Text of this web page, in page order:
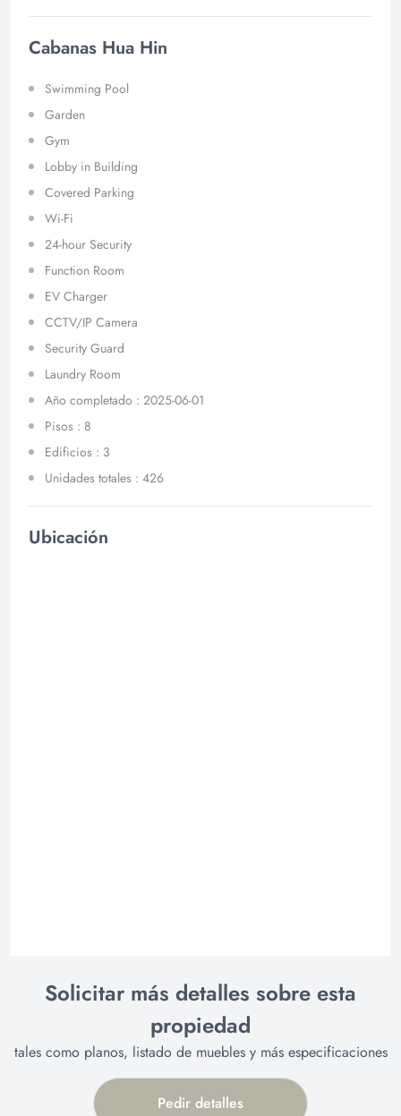
Cabanas Hua Hin
Swimming Pool
Garden
Gym
Lobby in Building
Covered Parking
Wi-Fi
24-hour Security
Function Room
EV Charger
CCTV/IP Camera
Security Guard
Laundry Room
Año completado : 2025-06-01
Pisos : 8
Edificios : 3
Unidades totales : 426
Ubicación
Solicitar más detalles sobre esta
propiedad
tales como planos, listado de muebles y más especificaciones
Pedir detalles